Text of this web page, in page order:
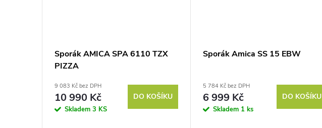
Sporák AMICA SPA 6110 TZX
PIZZA
9 083 Kč bez DPH
10 990 Kč
Skladem 3 KS
DO KOŠÍKU
Sporák Amica SS 15 EBW
5 784 Kč bez DPH
6 999 Kč
Skladem 1 ks
DO KOŠÍKU